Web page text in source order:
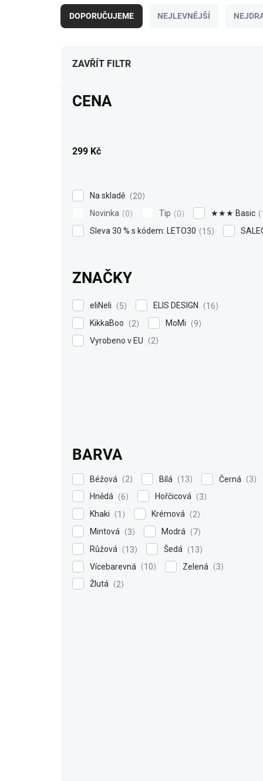
a
z
DOPORUČUJEME NEJLEVNĚJŠÍ
ZAVŘÍT FILTR
CENA
299 Kč
Na skladě
20
Novinka
0 Tip 0 ★★★ Basic
Sleva 30 % s kódem: LETO30
15
ZNAČKY
eliNeli 5 ELIS DESIGN
16
KikkaBoo
2 MoMi
9
Vyrobeno v EU
2
BARVA
Béžová 2 Bílá 13 Černá
3
Hnědá
6 Hořčicová
3
Khaki
1 Krémová
2
Mintová
3 Modrá
7
Růžová
13 Šedá
13
Vícebarevná
10 Zelená
3
Žlutá
2